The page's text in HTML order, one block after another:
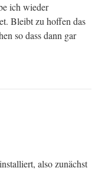
ich wieder
Bleibt zu hoffen das
so dass dann gar
also zunächst